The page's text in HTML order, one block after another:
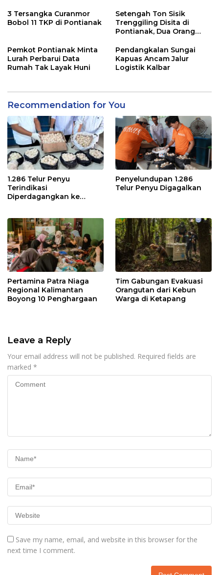
3 Tersangka Curanmor
Bobol 11 TKP di Pontianak
Setengah Ton Sisik
Trenggiling Disita di
Pontianak, Dua Orang
Pemkot Pontianak Minta
Lurah Perbarui Data
Rumah Tak Layak Huni
Pendangkalan Sungai
Kapuas Ancam Jalur
Logistik Kalbar
Recommendation for You
1.286 Telur Penyu
Terindikasi
Diperdagangkan ke
Penyelundupan 1.286
Telur Penyu Digagalkan
Pertamina Patra Niaga
Regional Kalimantan
Boyong 10 Penghargaan
Tim Gabungan Evakuasi
Orangutan dari Kebun
Warga di Ketapang
Leave a Reply
Your email address will not be published. Required fields are
marked *
Save my name, email, and website in this browser for the
next time I comment.